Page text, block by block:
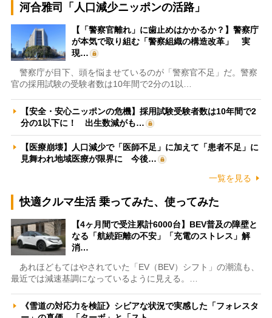
河合雅司「人口減少ニッポンの活路」
【「警察官離れ」に歯止めはかかるか？】警察庁
が本気で取り組む「警察組織の構造改革」 実
現…
警察庁が目下、頭を悩ませているのが「警察官不足」だ。警察
官の採用試験の受験者数は10年間で2分の1以…
【安全・安心ニッポンの危機】採用試験受験者数は10年間で2
分の1以下に！ 出生数減がも…
【医療崩壊】人口減少で「医師不足」に加えて「患者不足」に
見舞われ地域医療が限界に 今後…
一覧を見る
快適クルマ生活 乗ってみた、使ってみた
【4ヶ月間で受注累計6000台】BEV普及の障壁と
なる「航続距離の不安」「充電のストレス」解
消…
あれほどもてはやされていた「EV（BEV）シフト」の潮流も、
最近では減速基調になっているように見える。…
《雪道の対応力を検証》シビアな状況で実感した「フォレスタ